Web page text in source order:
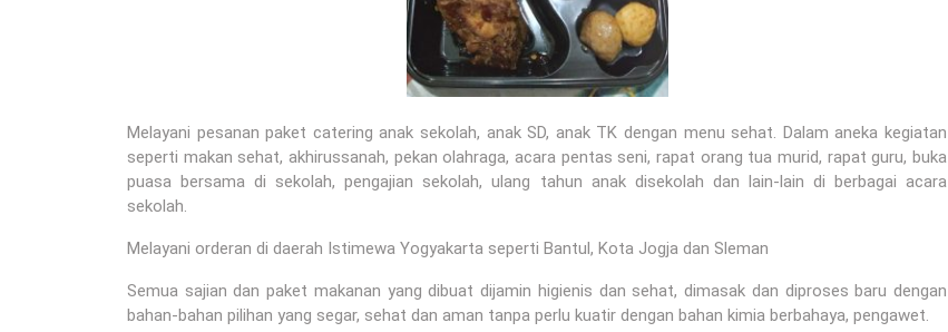
Melayani pesanan paket catering anak sekolah, anak SD, anak TK dengan menu sehat. Dalam aneka kegiatan
seperti makan sehat, akhirussanah, pekan olahraga, acara pentas seni, rapat orang tua murid, rapat guru, buka
puasa bersama di sekolah, pengajian sekolah, ulang tahun anak disekolah dan lain-lain di berbagai acara
sekolah.
Melayani orderan di daerah Istimewa Yogyakarta seperti Bantul, Kota Jogja dan Sleman
Semua sajian dan paket makanan yang dibuat dijamin higienis dan sehat, dimasak dan diproses baru dengan
bahan-bahan pilihan yang segar, sehat dan aman tanpa perlu kuatir dengan bahan kimia berbahaya, pengawet.